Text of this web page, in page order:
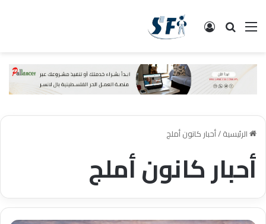
القائمة البحث تسجيل الدخول
الرئيسية/أحبار كانون أملج
أحبار كانون أملج